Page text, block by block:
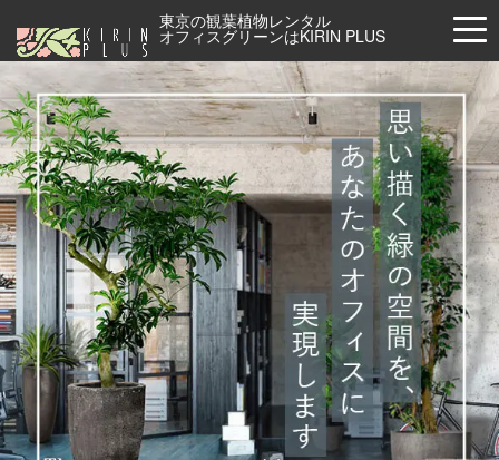
東京の観葉植物レンタル
オフィスグリーンはKIRIN PLUS